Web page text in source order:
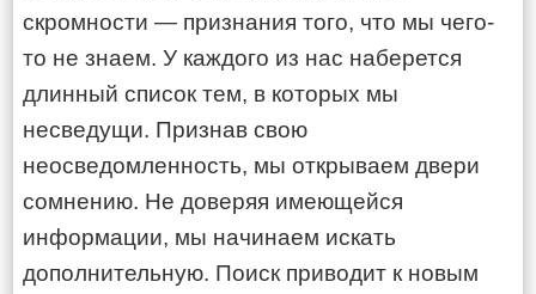
скромности — признания того, что мы чего-
то не знаем. У каждого из нас наберется
длинный список тем, в которых мы
несведущи. Признав свою
неосведомленность, мы открываем двери
сомнению. Не доверяя имеющейся
информации, мы начинаем искать
дополнительную. Поиск приводит к новым